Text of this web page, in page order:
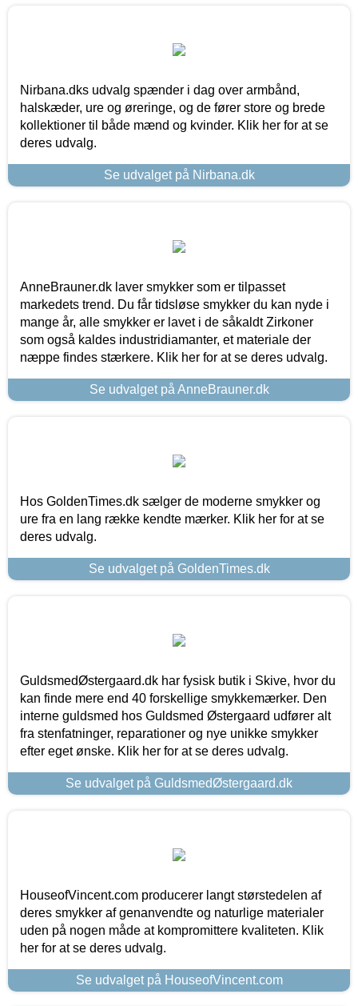
Nirbana.dks udvalg spænder i dag over armbånd,
halskæder, ure og øreringe, og de fører store og brede
kollektioner til både mænd og kvinder. Klik her for at se
deres udvalg.
Se udvalget på Nirbana.dk
AnneBrauner.dk laver smykker som er tilpasset
markedets trend. Du får tidsløse smykker du kan nyde i
mange år, alle smykker er lavet i de såkaldt Zirkoner
som også kaldes industridiamanter, et materiale der
næppe findes stærkere. Klik her for at se deres udvalg.
Se udvalget på AnneBrauner.dk
Hos GoldenTimes.dk sælger de moderne smykker og
ure fra en lang række kendte mærker. Klik her for at se
deres udvalg.
Se udvalget på GoldenTimes.dk
GuldsmedØstergaard.dk har fysisk butik i Skive, hvor du
kan finde mere end 40 forskellige smykkemærker. Den
interne guldsmed hos Guldsmed Østergaard udfører alt
fra stenfatninger, reparationer og nye unikke smykker
efter eget ønske. Klik her for at se deres udvalg.
Se udvalget på GuldsmedØstergaard.dk
HouseofVincent.com producerer langt størstedelen af
deres smykker af genanvendte og naturlige materialer
uden på nogen måde at kompromittere kvaliteten. Klik
her for at se deres udvalg.
Se udvalget på HouseofVincent.com